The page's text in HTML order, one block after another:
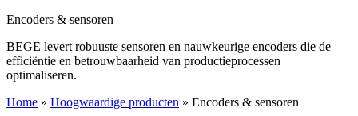
Encoders & sensoren
BEGE levert robuuste sensoren en nauwkeurige encoders die de
efficiëntie en betrouwbaarheid van productieprocessen
optimaliseren.
Home » Hoogwaardige producten » Encoders & sensoren